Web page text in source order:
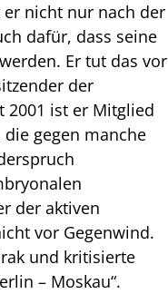
nicht nur nach der
dafür, dass seine
Er tut das vor
der
2001 ist er Mitglied
gegen manche
der aktiven
vor Gegenwind.
und kritisierte
– Moskau“.